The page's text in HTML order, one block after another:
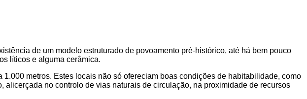
de um modelo estruturado de povoamento pré-histórico, até há bem pouco
líticos e alguma cerâmica.
metros. Estes locais não só ofereciam boas condições de habitabilidade, como
no controlo de vias naturais de circulação, na proximidade de recursos